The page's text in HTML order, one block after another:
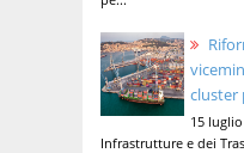
cluster
15
Infrastrutture e dei